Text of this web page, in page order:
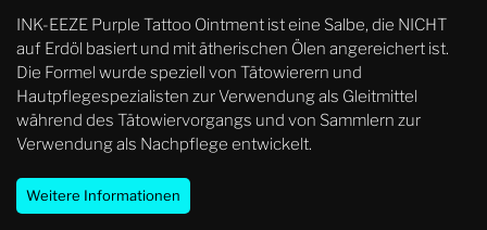
INK-EEZE Purple Tattoo Ointment ist eine Salbe, die NICHT
auf Erdöl basiert und mit ätherischen Ölen angereichert ist.
Die Formel wurde speziell von Tätowierern und
Hautpflegespezialisten zur Verwendung als Gleitmittel
während des Tätowiervorgangs und von Sammlern zur
Verwendung als Nachpflege entwickelt.
Weitere Informationen